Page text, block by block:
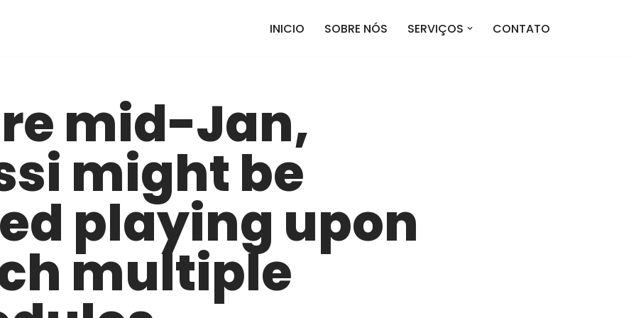
INICIO SOBRE NÓS SERVIÇOS CONTATO
mid-Jan,
might be
playing upon
multiple